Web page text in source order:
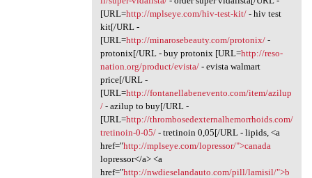
[URL=http://mplseye.com/hiv-test-kit/- hiv test
kit[/URL -
[URL=http://minarosebeauty.com/protonix/-
protonix[/URL - buy protonix [URL=http://reso-
nation.org/product/evista/- evista walmart
price[/URL -
[URL=http://fontanellabenevento.com/item/azilup
/- azilup to buy[/URL -
[URL=http://thrombosedexternalhemorrhoids.com/
tretinoin-0-05/- tretinoin 0,05[/URL - lipids, <a
href="http://mplseye.com/lopressor/">canada
lopressor</a> <a
href="http://nwdieselandauto.com/pill/lamisil/">b